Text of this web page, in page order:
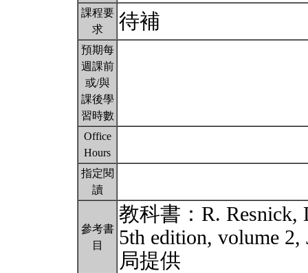
課程要
求
待補
預期每
週課前
或/與
課後學
習時數
Office
Hours
指定閱
讀
參考書
目
教科書：R. Resnick,
5th edition, volume
局提供